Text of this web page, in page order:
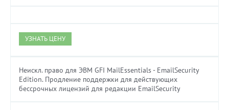
УЗНАТЬ ЦЕНУ
Неискл. право для ЭВМ GFI MailEssentials - EmailSecurity
Edition. Продление поддержки для действующих
бессрочных лицензий для редакции EmailSecurity